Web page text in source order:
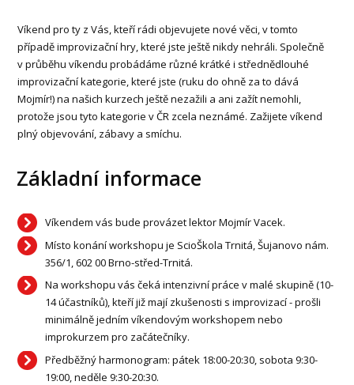
Víkend pro ty z Vás, kteří rádi objevujete nové věci, v tomto
případě improvizační hry, které jste ještě nikdy nehráli. Společně
v průběhu víkendu probádáme různé krátké i střednědlouhé
improvizační kategorie, které jste (ruku do ohně za to dává
Mojmír!) na našich kurzech ještě nezažili a ani zažít nemohli,
protože jsou tyto kategorie v ČR zcela neznámé. Zažijete víkend
plný objevování, zábavy a smíchu.
Základní informace
Víkendem vás bude provázet lektor Mojmír Vacek.
Místo konání workshopu je ScioŠkola Trnitá, Šujanovo nám.
356/1, 602 00 Brno-střed-Trnitá.
Na workshopu vás čeká intenzivní práce v malé skupině (10-
14 účastníků), kteří již mají zkušenosti s improvizací - prošli
minimálně jedním víkendovým workshopem nebo
improkurzem pro začátečníky.
Předběžný harmonogram: pátek 18:00-20:30, sobota 9:30-
19:00, neděle 9:30-20:30.